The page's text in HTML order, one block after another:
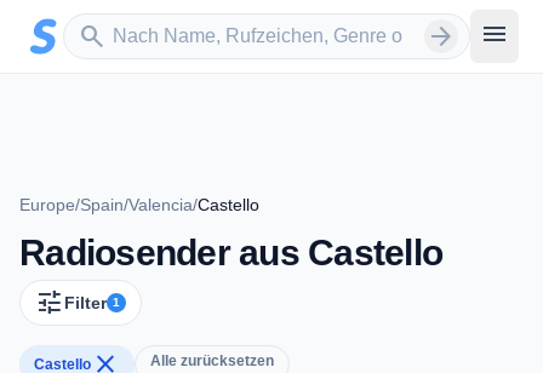
Zum Hauptinhalt springen
search
Sender suchen arrow_forward menu
Europe/Spain/Valencia/Castello
Radiosender aus Castello
tune Filter 1
Castello close Alle zurücksetzen